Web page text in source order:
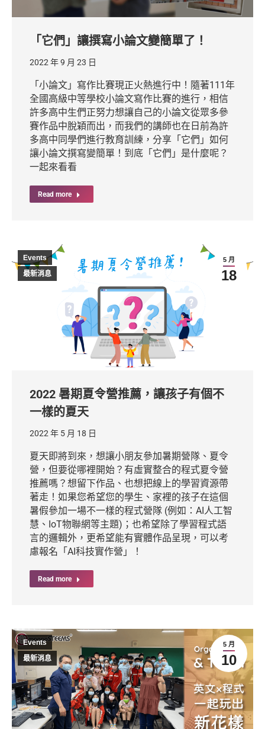
「它們」讓撰寫小論文變簡單了！
2022 年 9 月 23 日
「小論文」寫作比賽現正火熱進行中！隨著111年
全國高級中等學校小論文寫作比賽的進行，相信
許多高中生們正努力想讓自己的小論文從眾多參
賽作品中脫穎而出，而我們的講師也在日前為許
多高中同學們進行教育訓練，分享「它們」如何
讓小論文撰寫變簡單！到底「它們」是什麼呢？
一起來看看
Read more
5 月
18
Events
最新消息
2022 暑期夏令營推薦，讓孩子有個不
一樣的夏天
2022 年 5 月 18 日
夏天即將到來，想讓小朋友參加暑期營隊、夏令
營，但要從哪裡開始？有虛實整合的程式夏令營
推薦嗎？想留下作品、也想把線上的學習資源帶
著走！如果您希望您的學生、家裡的孩子在這個
暑假參加一場不一樣的程式營隊 (例如：AI人工智
慧、IoT物聯網等主題)；也希望除了學習程式語
言的邏輯外，更希望能有實體作品呈現，可以考
慮報名「AI科技實作營」！
Read more
5 月
10
Events
最新消息